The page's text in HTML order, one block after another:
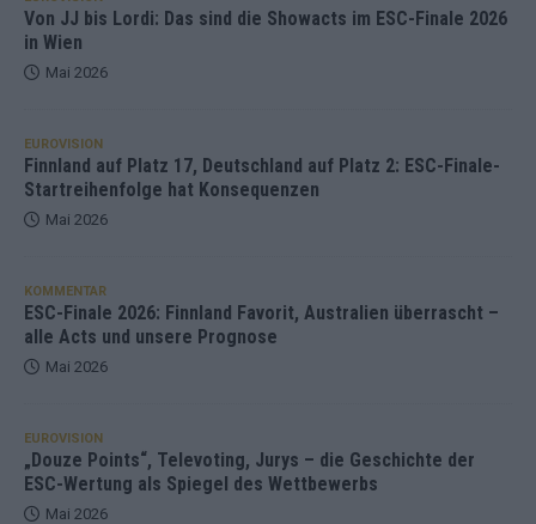
Von JJ bis Lordi: Das sind die Showacts im ESC-Finale 2026
in Wien
Mai 2026
EUROVISION
Finnland auf Platz 17, Deutschland auf Platz 2: ESC-Finale-
Startreihenfolge hat Konsequenzen
Mai 2026
KOMMENTAR
ESC-Finale 2026: Finnland Favorit, Australien überrascht –
alle Acts und unsere Prognose
Mai 2026
EUROVISION
„Douze Points“, Televoting, Jurys – die Geschichte der
ESC-Wertung als Spiegel des Wettbewerbs
Mai 2026